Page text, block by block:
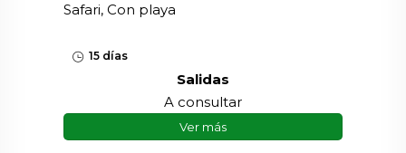
Safari, Con playa
15 días
Salidas
A consultar
Ver más